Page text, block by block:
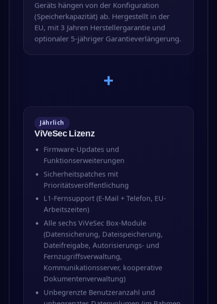
Geräts hängen von der Konfiguration
(Speicherkapazität) ab. Hergestellt in der
EU, mit 3 Jahren Herstellergarantie und
optionaler 5-jähriger Garantieverlängerung.
+
Jährlich
ViVeSec Lizenz
Firmware-Updates und
Funktionserweiterungen
Sicherheitspatches mit
Prioritätsveröffentlichung
L1-Fernsupport (E-Mail + Telefon, EU-
Arbeitszeiten)
Alle sechs ViVeSec Box-Module
(Datensicherung, Dateispeicherung,
Dateifreigabe, Autorisierungs- und
Fernzugriffsverwaltung,
Kommunikationsserver, kooperative
Dokumentenverwaltung)
Unbegrenzte Benutzeranzahl und